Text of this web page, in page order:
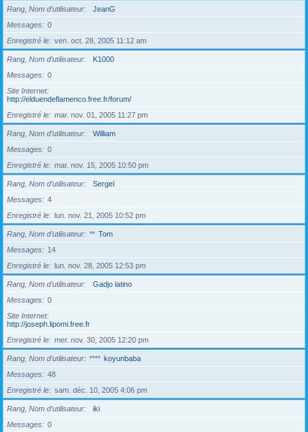
Rang, Nom d’utilisateur
JeanG
Messages
0
Enregistré le
ven. oct. 28, 2005 11:12 am
Rang, Nom d’utilisateur
K1000
Messages
0
Site Internet
http://elduendeflamenco.free.fr/forum/
Enregistré le
mar. nov. 01, 2005 11:27 pm
Rang, Nom d’utilisateur
William
Messages
0
Enregistré le
mar. nov. 15, 2005 10:50 pm
Rang, Nom d’utilisateur
Sergeï
Messages
4
Enregistré le
lun. nov. 21, 2005 10:52 pm
Rang, Nom d’utilisateur ** Tom
Messages
14
Enregistré le
lun. nov. 28, 2005 12:53 pm
Rang, Nom d’utilisateur
Gadjo latino
Messages
0
Site Internet
http://joseph.lipomi.free.fr
Enregistré le
mer. nov. 30, 2005 12:20 pm
Rang, Nom d’utilisateur **** koyunbaba
Messages
48
Enregistré le
sam. déc. 10, 2005 4:06 pm
Rang, Nom d’utilisateur
iki
Messages
0